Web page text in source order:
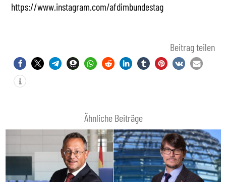
https://www.instagram.com/afdimbundestag
Beitrag teilen
Ähnliche Beiträge